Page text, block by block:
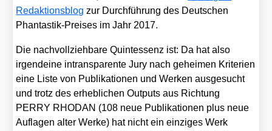
Redak­ti­ons­blog zur Durch­füh­rung des Deut­schen
Phan­tas­tik-Prei­ses im Jahr 2017.
Die nach­voll­zieh­ba­re Quint­essenz ist: Da hat also
irgend­ei­ne intrans­pa­ren­te Jury nach gehei­men Kri­te­ri­en
eine Lis­te von Publi­ka­tio­nen und Wer­ken aus­ge­sucht
und trotz des erheb­li­chen Out­puts aus Rich­tung
PERRY RHODAN (108 neue Publi­ka­tio­nen plus neue
Auf­la­gen alter Wer­ke) hat nicht ein ein­zi­ges Werk